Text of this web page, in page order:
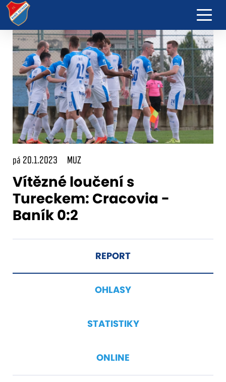
pá 20.1.2023 MUZ
Vítězné loučení s
Tureckem: Cracovia -
Baník 0:2
REPORT
OHLASY
STATISTIKY
ONLINE